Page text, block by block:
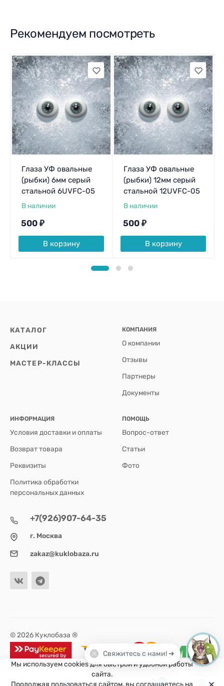
Рекомендуем посмотреть
Глаза УФ овальные
(рыбки) 6мм серый
стальной 6UVFC-05
В наличии
500 ₽
В корзину
Глаза УФ овальные
(рыбки) 12мм серый
стальной 12UVFC-05
В наличии
500 ₽
В корзину
КАТАЛОГ
АКЦИИ
МАСТЕР-КЛАССЫ
КОМПАНИЯ
О компании
Отзывы
Партнеры
Документы
ИНФОРМАЦИЯ
Условия доставки и оплаты
Возврат товара
Реквизиты
Политика обработки
персональных данных
ПОМОЩЬ
Вопрос-ответ
Статьи
Фото
+7(926)907-64-35
г. Москва
zakaz@kuklobaza.ru
© 2026 Куклобаза ®
Мы используем cookies для быстрой и удобной работы
сайта.
Продолжая пользоваться сайтом, вы соглашаетесь на
0
Свяжитесь с нами! ➜